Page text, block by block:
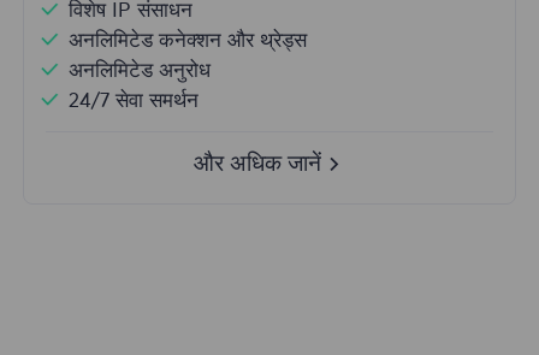
विशेष IP संसाधन
अनलिमिटेड कनेक्शन और थ्रेड्स
अनलिमिटेड अनुरोध
24/7 सेवा समर्थन
और अधिक जानें